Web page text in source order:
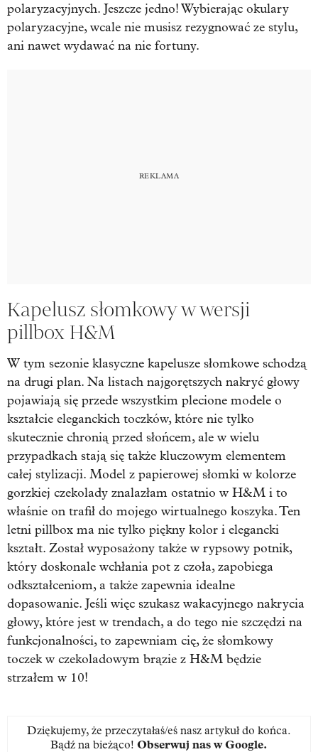
polaryzacyjnych. Jeszcze jedno! Wybierając okulary
polaryzacyjne, wcale nie musisz rezygnować ze stylu,
ani nawet wydawać na nie fortuny.
Kapelusz słomkowy w wersji
pillbox H&M
W tym sezonie klasyczne kapelusze słomkowe schodzą
na drugi plan. Na listach najgorętszych nakryć głowy
pojawiają się przede wszystkim plecione modele o
kształcie eleganckich toczków, które nie tylko
skutecznie chronią przed słońcem, ale w wielu
przypadkach stają się także kluczowym elementem
całej stylizacji. Model z papierowej słomki w kolorze
gorzkiej czekolady znalazłam ostatnio w H&M i to
właśnie on trafił do mojego wirtualnego koszyka. Ten
letni pillbox ma nie tylko piękny kolor i elegancki
kształt. Został wyposażony także w rypsowy potnik,
który doskonale wchłania pot z czoła, zapobiega
odkształceniom, a także zapewnia idealne
dopasowanie. Jeśli więc szukasz wakacyjnego nakrycia
głowy, które jest w trendach, a do tego nie szczędzi na
funkcjonalności, to zapewniam cię, że słomkowy
toczek w czekoladowym brązie z H&M będzie
strzałem w 10!
Dziękujemy, że przeczytałaś/eś nasz artykuł do końca.
Bądź na bieżąco! Obserwuj nas w Google.